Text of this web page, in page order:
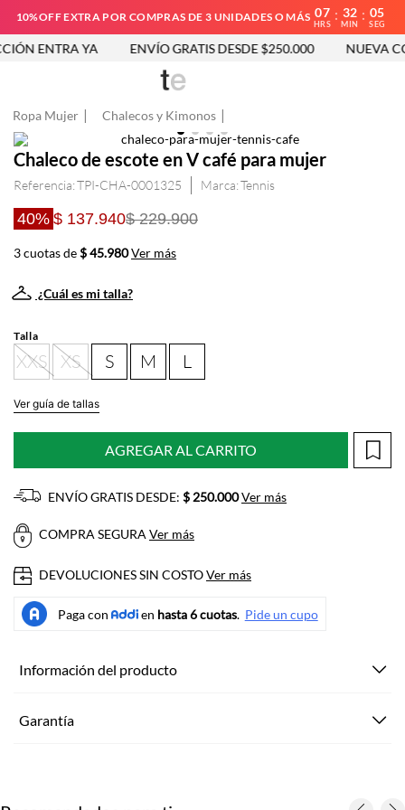
10%OFF EXTRA POR COMPRAS DE 3 UNIDADES O MÁS 07
HRS
: 32
MIN
: 05
SEG
ENTRA YA ENVÍO GRATIS DESDE $250.000 NUEVA
Ropa Mujer Chalecos y Kimonos
Chaleco de escote en V café para mujer
Referencia:TPI-CHA-0001325 Tennis
40% $ 137.940$ 229.900
3 cuotas de$ 45.980Ver más
¿Cuál es mi talla?
Talla
XXS XS S M L
Ver guía de tallas
AGREGAR AL CARRITO
ENVÍO GRATIS DESDE: $ 250.000Ver más
COMPRA SEGURA Ver más
DEVOLUCIONES SIN COSTOVer más
Información del producto
Garantía